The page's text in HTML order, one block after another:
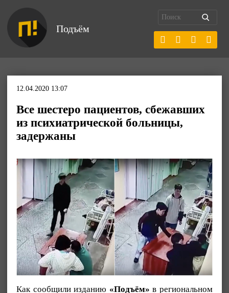
Подъём
12.04.2020 13:07
Все шестеро пациентов, сбежавших
из психиатрической больницы,
задержаны
Как сообщили изданию «Подъём» в региональном